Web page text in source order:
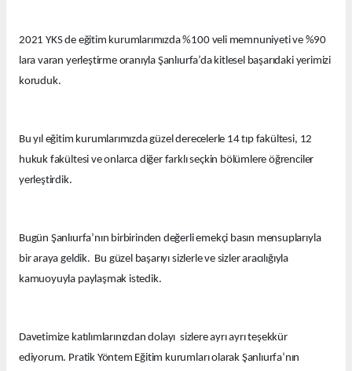
2021 YKS de eğitim kurumlarımızda %100 veli memnuniyeti ve %90
lara varan yerleştirme oranıyla Şanlıurfa’da kitlesel başarıdaki yerimizi
koruduk.
Bu yıl eğitim kurumlarımızda güzel derecelerle 14 tıp fakültesi, 12
hukuk fakültesi ve onlarca diğer farklı seçkin bölümlere öğrenciler
yerleştirdik.
Bugün Şanlıurfa’nın birbirinden değerli emekçi basın mensuplarıyla
bir araya geldik. Bu güzel başarıyı sizlerle ve sizler aracılığıyla
kamuoyuyla paylaşmak istedik.
Davetimize katılımlarınızdan dolayı sizlere ayrı ayrı teşekkür
ediyorum. Pratik Yöntem Eğitim kurumları olarak Şanlıurfa’nın